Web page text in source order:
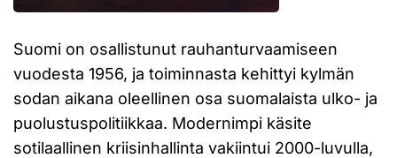
Suomi on osallistunut rauhanturvaamiseen
vuodesta 1956, ja toiminnasta kehittyi kylmän
sodan aikana oleellinen osa suomalaista ulko- ja
puolustuspolitiikkaa. Modernimpi käsite
sotilaallinen kriisinhallinta vakiintui 2000-luvulla,